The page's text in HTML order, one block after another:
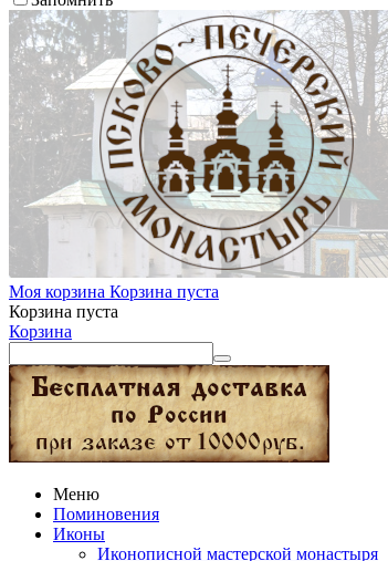
Моя корзина Корзина пуста
Корзина пуста
Корзина
Меню
Поминовения
Иконы
Иконописной мастерской монастыря